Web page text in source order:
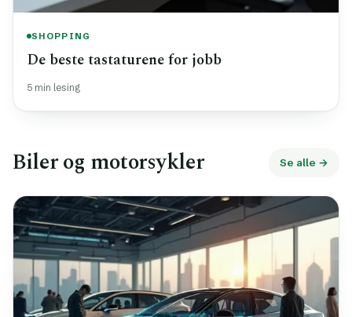
SHOPPING
De beste tastaturene for jobb
5 min lesing
Biler og motorsykler Se alle →